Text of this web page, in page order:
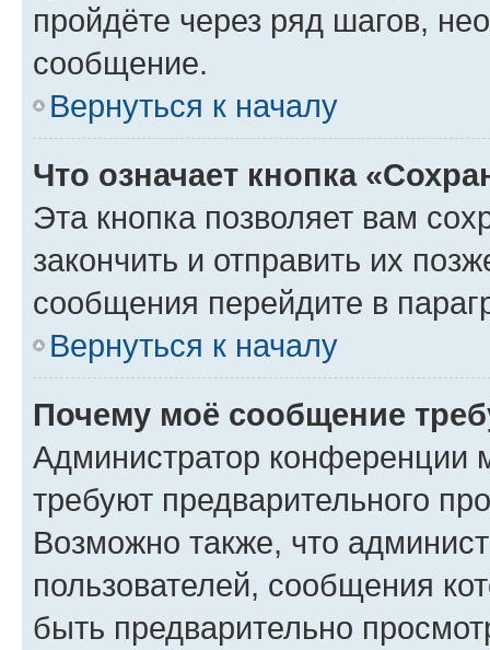
пройдёте через ряд шагов,
сообщение.
Вернуться к началу
Что означает кнопка
Эта кнопка позволяет вам
закончить и отправить их
сообщения перейдите в
Вернуться к началу
Почему моё сообщение
Администратор конференции
требуют предварительного
Возможно также, что
пользователей, сообщения
быть предварительно